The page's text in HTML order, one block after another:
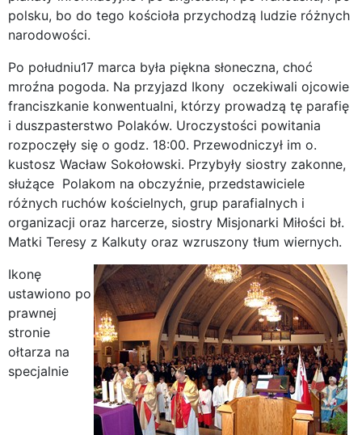
polsku, bo do tego kościoła przychodzą ludzie różnych
narodowości.
Po południu17 marca była piękna słoneczna, choć
mroźna pogoda. Na przyjazd Ikony oczekiwali ojcowie
franciszkanie konwentualni, którzy prowadzą tę parafię
i duszpasterstwo Polaków. Uroczystości powitania
rozpoczęły się o godz. 18:00. Przewodniczył im o.
kustosz Wacław Sokołowski. Przybyły siostry zakonne,
służące Polakom na obczyźnie, przedstawiciele
różnych ruchów kościelnych, grup parafialnych i
organizacji oraz harcerze, siostry Misjonarki Miłości bł.
Matki Teresy z Kalkuty oraz wzruszony tłum wiernych.
Ikonę
ustawiono po
prawnej
stronie
ołtarza na
specjalnie